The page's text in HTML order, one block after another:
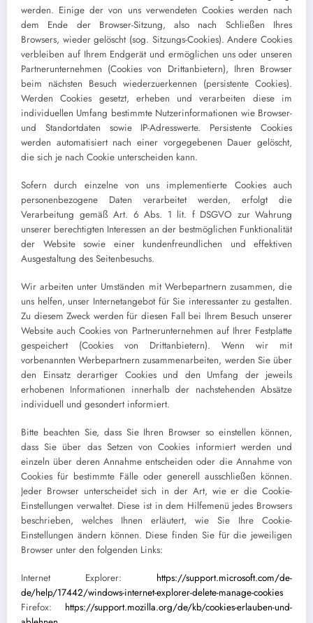
werden. Einige der von uns verwendeten Cookies werden nach
dem Ende der Browser-Sitzung, also nach Schließen Ihres
Browsers, wieder gelöscht (sog. Sitzungs-Cookies). Andere Cookies
verbleiben auf Ihrem Endgerät und ermöglichen uns oder unseren
Partnerunternehmen (Cookies von Drittanbietern), Ihren Browser
beim nächsten Besuch wiederzuerkennen (persistente Cookies).
Werden Cookies gesetzt, erheben und verarbeiten diese im
individuellen Umfang bestimmte Nutzerinformationen wie Browser-
und Standortdaten sowie IP-Adresswerte. Persistente Cookies
werden automatisiert nach einer vorgegebenen Dauer gelöscht,
die sich je nach Cookie unterscheiden kann.
Sofern durch einzelne von uns implementierte Cookies auch
personenbezogene Daten verarbeitet werden, erfolgt die
Verarbeitung gemäß Art. 6 Abs. 1 lit. f DSGVO zur Wahrung
unserer berechtigten Interessen an der bestmöglichen Funktionalität
der Website sowie einer kundenfreundlichen und effektiven
Ausgestaltung des Seitenbesuchs.
Wir arbeiten unter Umständen mit Werbepartnern zusammen, die
uns helfen, unser Internetangebot für Sie interessanter zu gestalten.
Zu diesem Zweck werden für diesen Fall bei Ihrem Besuch unserer
Website auch Cookies von Partnerunternehmen auf Ihrer Festplatte
gespeichert (Cookies von Drittanbietern). Wenn wir mit
vorbenannten Werbepartnern zusammenarbeiten, werden Sie über
den Einsatz derartiger Cookies und den Umfang der jeweils
erhobenen Informationen innerhalb der nachstehenden Absätze
individuell und gesondert informiert.
Bitte beachten Sie, dass Sie Ihren Browser so einstellen können,
dass Sie über das Setzen von Cookies informiert werden und
einzeln über deren Annahme entscheiden oder die Annahme von
Cookies für bestimmte Fälle oder generell ausschließen können.
Jeder Browser unterscheidet sich in der Art, wie er die Cookie-
Einstellungen verwaltet. Diese ist in dem Hilfemenü jedes Browsers
beschrieben, welches Ihnen erläutert, wie Sie Ihre Cookie-
Einstellungen ändern können. Diese finden Sie für die jeweiligen
Browser unter den folgenden Links:
Internet Explorer: https://support.microsoft.com/de-
de/help/17442/windows-internet-explorer-delete-manage-cookies
Firefox: https://support.mozilla.org/de/kb/cookies-erlauben-und-